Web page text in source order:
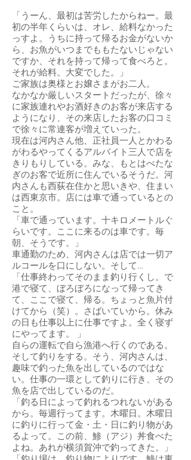
「うーん、最初は苦労したからねー。最
初の半年くらいは、オレ、給料なかった
っすよ。うちに持って帰るお金がないか
ら、お魚がいつまでももたないじゃない
ですか、それを持って帰って食べろと。
それが給料。大変でした。」
ご家族は奥様とお嬢さまがお二人。
なかなか厳しいスタートだったが、徐々
に家族連れやお酒好きのお客が来店する
ようになり、その来店したお客の口コミ
で徐々に常連客が増えていった。
現在は河内さん他、正社員一人とかわる
がわるやってくるアルバイト三人で店を
きりもりしている。みな、もとはべたな
ぎのお客で近所に住んでいるそうだ。河
内さんも西荻在住かと思いきや、住まい
は西東京市。店には車で通っているとの
こと。
「車で通っています。十キロメートルぐ
らいです。ここに来るのは車です。毎
朝、そうです。」
車通勤のため、河内さんは店では一切ア
ルコールを口にしない。そして…
「仕事終わってそのまま釣り行くし。で
港で寝て、ぼろぼろになって帰ってき
て、ここで寝て、帰る。ちょっと魚片付
けてから（笑）。さばいていから。休み
の日も仕事以上に仕事ですよ。全く寝ず
にやってます。 」
自らの運転で自ら漁港へ行くのである。
そして釣りをする。そう、河内さんは、
趣味で釣った魚を出しているのではな
い。仕事の一環として釣りに行き、その
魚を店で出しているのだ。
「釣る日によって釣れるつれないがある
から。毎週行ってます。木曜日。木曜日
に釣りに行って金・土・日に釣り物があ
るよって。この前、鯵（アジ）丼食べた
よね。あれが横須賀沖で釣ってきた。」